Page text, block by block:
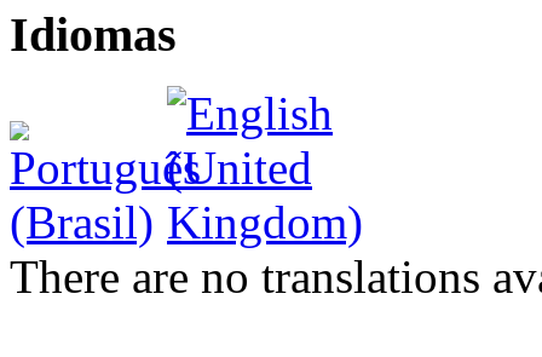
Idiomas
There are no translations